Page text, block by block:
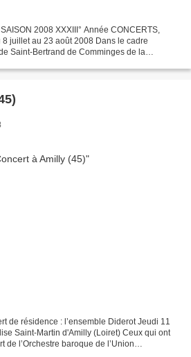
2008 XXXIII° Année CONCERTS,
juillet au 23 août 2008 Dans le cadre
Saint-Bertrand de Comminges de la
de résidence : l’ensemble Diderot Jeudi 11
Saint-Martin d'Amilly (Loiret) Ceux qui ont
de l’Orchestre baroque de l’Union